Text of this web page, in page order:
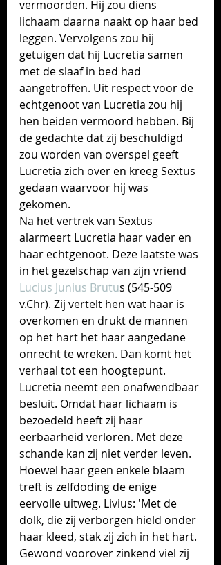
vermoorden. Hij zou diens
lichaam daarna naakt op haar bed
leggen. Vervolgens zou hij
getuigen dat hij Lucretia samen
met de slaaf in bed had
aangetroffen. Uit respect voor de
echtgenoot van Lucretia zou hij
hen beiden vermoord hebben. Bij
de gedachte dat zij beschuldigd
zou worden van overspel geeft
Lucretia zich over en kreeg Sextus
gedaan waarvoor hij was
gekomen.
Na het vertrek van Sextus
alarmeert Lucretia haar vader en
haar echtgenoot. Deze laatste was
in het gezelschap van zijn vriend
Lucius Junius Brutus (545-509
v.Chr). Zij vertelt hen wat haar is
overkomen en drukt de mannen
op het hart het haar aangedane
onrecht te wreken. Dan komt het
verhaal tot een hoogtepunt.
Lucretia neemt een onafwendbaar
besluit. Omdat haar lichaam is
bezoedeld heeft zij haar
eerbaarheid verloren. Met deze
schande kan zij niet verder leven.
Hoewel haar geen enkele blaam
treft is zelfdoding de enige
eervolle uitweg. Livius: 'Met de
dolk, die zij verborgen hield onder
haar kleed, stak zij zich in het hart.
Gewond voorover zinkend viel zij